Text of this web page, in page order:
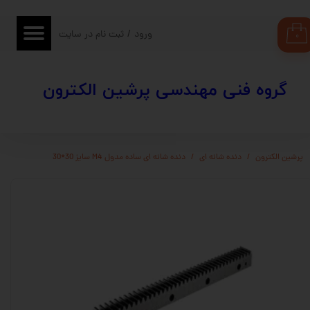
​​گروه فنی مهندسی پرشین الکترون
۰ ورود / ثبت نام در سایت
حساب کاربری من
سفارشات
پرشین الکترون دنده شانه ای دنده شانه ای ساده مدول M4 سایز 30*30